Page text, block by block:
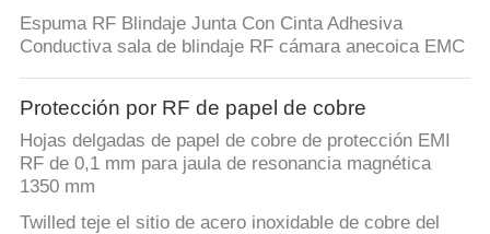
Espuma RF Blindaje Junta Con Cinta Adhesiva
Conductiva sala de blindaje RF cámara anecoica EMC
Protección por RF de papel de cobre
Hojas delgadas de papel de cobre de protección EMI
RF de 0,1 mm para jaula de resonancia magnética
1350 mm
Twilled teje el sitio de acero inoxidable de cobre del